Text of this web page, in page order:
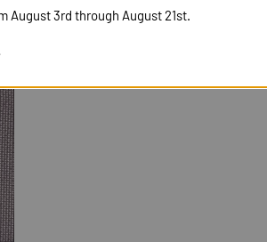
August 3rd through August 21st.